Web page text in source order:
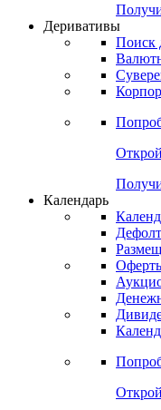
Деривативы
Поиск
Календарь